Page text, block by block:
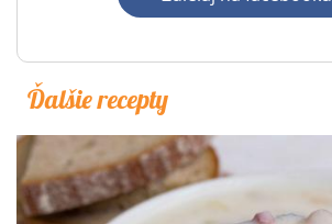
Ďalšie recepty